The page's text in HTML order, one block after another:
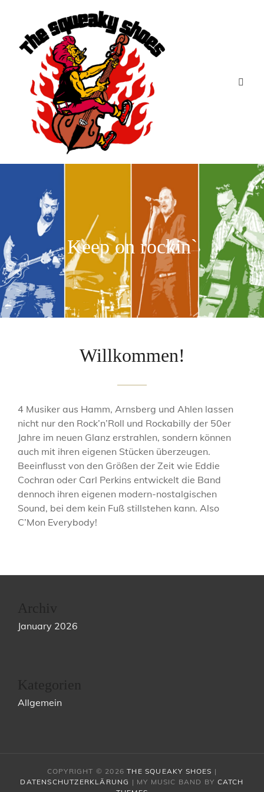
Keep on rockin`
Willkommen!
4 Musiker aus Hamm, Arnsberg und Ahlen lassen
nicht nur den Rock’n’Roll und Rockabilly der 50er
Jahre im neuen Glanz erstrahlen, sondern können
auch mit ihren eigenen Stücken überzeugen.
Beeinflusst von den Größen der Zeit wie Eddie
Cochran oder Carl Perkins entwickelt die Band
dennoch ihren eigenen modern-nostalgischen
Sound, bei dem kein Fuß stillstehen kann. Also
C’Mon Everybody!
January 2026
Allgemein
COPYRIGHT © 2026THE SQUEAKY SHOES |
DATENSCHUTZERKLÄRUNG | MY MUSIC BAND BY CATCH